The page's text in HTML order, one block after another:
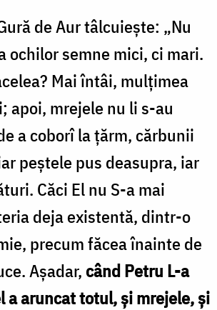
de Aur tâlcuieşte: „Nu
ochilor semne mici, ci mari.
Mai întâi, mulţimea
apoi, mrejele nu li s-au
a coborî la ţărm, cărbunii
peştele pus deasupra, iar
Căci El nu S-a mai
deja existentă, dintr-o
precum făcea înainte de
Aşadar,când Petru L-a
a aruncat totul, şi mrejele, şi